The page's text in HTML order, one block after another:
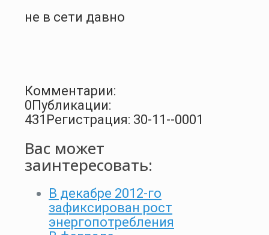
не в сети давно
Комментарии:
0Публикации:
431 Регистрация: 30-11--0001
Вас может
заинтересовать:
В декабре 2012-го
зафиксирован рост
энергопотребления